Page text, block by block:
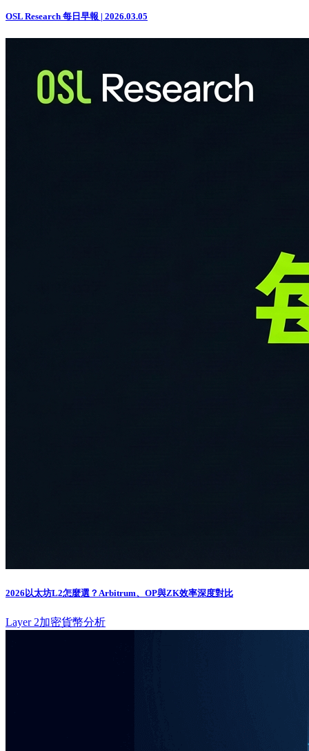
OSL Research 每日早報 | 2026.03.05
2026以太坊L2怎麼選？Arbitrum、OP與ZK效率深度對比
Layer 2加密貨幣分析